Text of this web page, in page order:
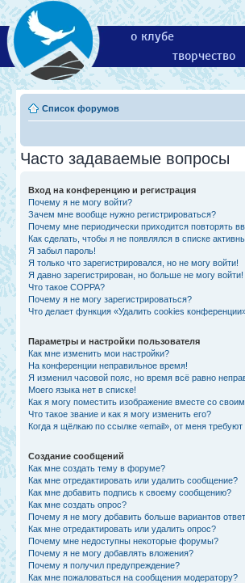
о клубе
творчество
Список форумов
Часто задаваемые вопросы
Вход на конференцию и регистрация
Почему я не могу войти?
Зачем мне вообще нужно регистрироваться?
Почему мне периодически приходится повторять
Как сделать, чтобы я не появлялся в списке
Я забыл пароль!
Я только что зарегистрировался, но не могу войти!
Я давно зарегистрирован, но больше не могу войти!
Что такое COPPA?
Почему я не могу зарегистрироваться?
Что делает функция «Удалить cookies
Параметры и настройки пользователя
Как мне изменить мои настройки?
На конференции неправильное время!
Я изменил часовой пояс, но время всё равно
Моего языка нет в списке!
Как я могу поместить изображение вместе со
Что такое звание и как я могу изменить его?
Когда я щёлкаю по ссылке «email», от меня
Создание сообщений
Как мне создать тему в форуме?
Как мне отредактировать или удалить сообщение?
Как мне добавить подпись к своему сообщению?
Как мне создать опрос?
Почему я не могу добавить больше вариантов
Как мне отредактировать или удалить опрос?
Почему мне недоступны некоторые форумы?
Почему я не могу добавлять вложения?
Почему я получил предупреждение?
Как мне пожаловаться на сообщения модератору?